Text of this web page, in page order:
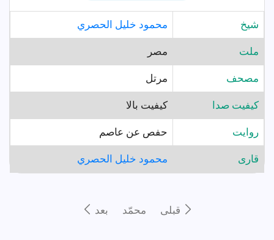
شيخ محمود خليل الحصري
ملت مصر
مصحف مرتل
کیفیت صدا کیفیت بالا
روايت حفص عن عاصم
قارى محمود خليل الحصري
قبلى محمّد بعد